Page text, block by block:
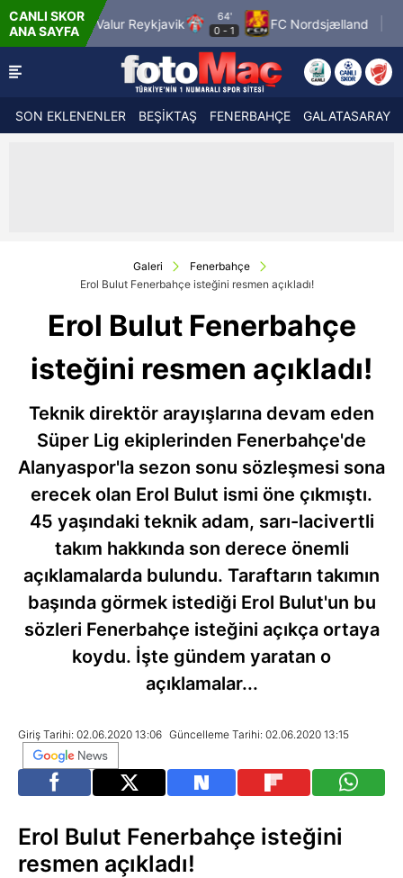
CANLI SKOR
ANA SAYFA
Valur Reykjavik
64'
0 -1 FC Nordsjælland SC Braga
SON EKLENENLER BEŞİKTAŞ FENERBAHÇE GALATASARAY
Galeri
Fenerbahçe
Erol Bulut Fenerbahçe isteğini resmen açıkladı!
Erol Bulut Fenerbahçe
isteğini resmen açıkladı!
Teknik direktör arayışlarına devam eden
Süper Lig ekiplerinden Fenerbahçe'de
Alanyaspor'la sezon sonu sözleşmesi sona
erecek olan Erol Bulut ismi öne çıkmıştı.
45 yaşındaki teknik adam, sarı-lacivertli
takım hakkında son derece önemli
açıklamalarda bulundu. Taraftarın takımın
başında görmek istediği Erol Bulut'un bu
sözleri Fenerbahçe isteğini açıkça ortaya
koydu. İşte gündem yaratan o
açıklamalar...
Giriş Tarihi: 02.06.2020 13:06 Güncelleme Tarihi: 02.06.2020 13:15
Erol Bulut Fenerbahçe isteğini
resmen açıkladı!